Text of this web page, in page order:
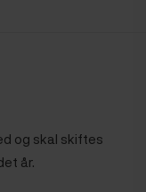
og skal skiftes
år.